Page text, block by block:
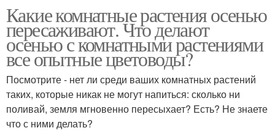
Какие комнатные растения осенью
пересаживают. Что делают
осенью с комнатными растениями
все опытные цветоводы?
Посмотрите - нет ли среди ваших комнатных растений
таких, которые никак не могут напиться: сколько ни
поливай, земля мгновенно пересыхает? Есть? Не знаете
что с ними делать?